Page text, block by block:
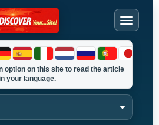
option on this site to read the article
your language.